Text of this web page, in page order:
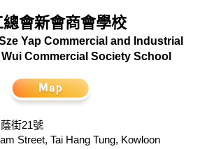
會新會商會學校
Yap Commercial and Industrial
Commercial Society School
街21號
Street, Tai Hang Tung, Kowloon